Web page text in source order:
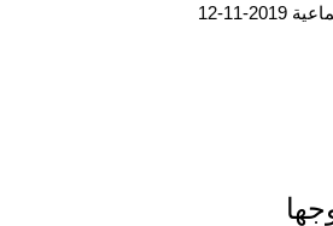
11-12